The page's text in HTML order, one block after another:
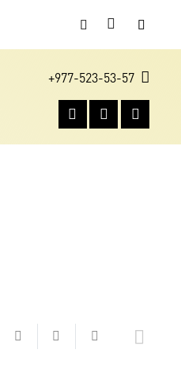
+977-523-53-57